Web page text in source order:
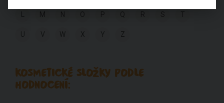
O P Q R S T
U V W X Y Z
KOSMETICKÉ SLOŽKY PODLE
HODNOCENÍ: